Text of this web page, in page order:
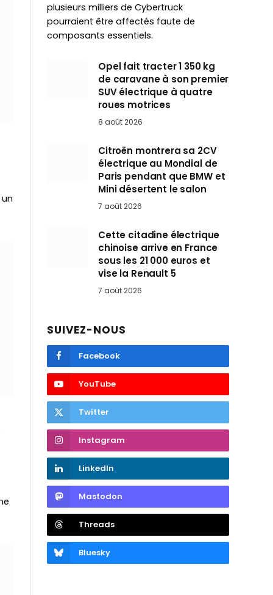
plusieurs milliers de Cybertruck
pourraient être affectés faute de
composants essentiels.
Opel fait tracter 1 350 kg
de caravane à son premier
SUV électrique à quatre
roues motrices
8 août 2026
Citroën montrera sa 2CV
électrique au Mondial de
Paris pendant que BMW et
Mini désertent le salon
7 août 2026
Cette citadine électrique
chinoise arrive en France
sous les 21 000 euros et
vise la Renault 5
7 août 2026
SUIVEZ-NOUS
Facebook
YouTube
Twitter
Instagram
LinkedIn
Mastodon
Threads
Bluesky